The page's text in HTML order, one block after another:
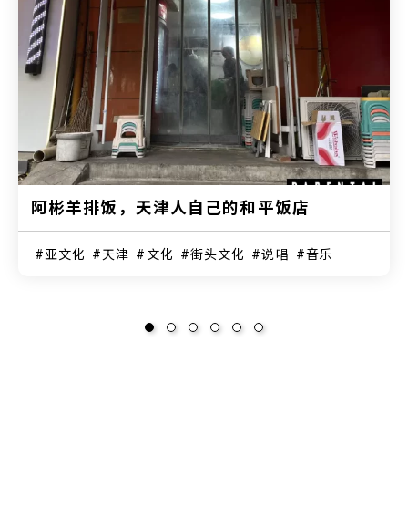
阿彬羊排饭，天津人自己的和平饭店
亚文化 天津 文化 街头文化 说唱 音乐